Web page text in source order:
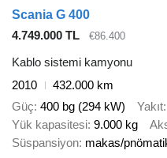
Scania G 400
4.749.000 TL
€86.400
Kablo sistemi kamyonu
2010
432.000 km
Güç 400 bg (294 kW) Yakıt
Yük kapasitesi 9.000 kg
Süspansiyon makas/